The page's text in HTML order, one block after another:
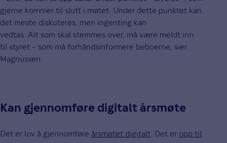
gjerne kommer til slutt i møtet. Under dette punktet kan
det meste diskuteres, men ingenting kan
vedtas. Alt som skal stemmes over, må være meldt inn
til styret – som må forhåndsinformere beboerne, sier
Magnussen
Kan gjennomføre digitalt årsmøte
Det er lov å gjennomføre årsmøtet digitalt . Det er opp til